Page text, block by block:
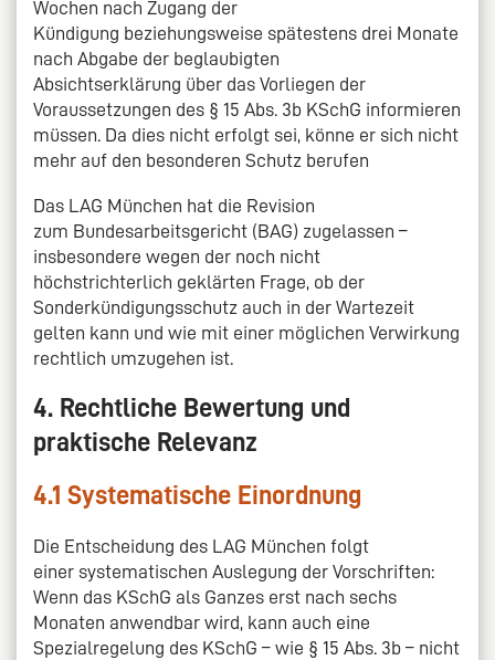
Wochen nach Zugang der
Kündigung beziehungsweise spätestens drei Monate
nach Abgabe der beglaubigten
Absichtserklärung über das Vorliegen der
Voraussetzungen des § 15 Abs. 3b KSchG informieren
müssen. Da dies nicht erfolgt sei, könne er sich nicht
mehr auf den besonderen Schutz berufen
Das LAG München hat die Revision
zum Bundesarbeitsgericht (BAG) zugelassen –
insbesondere wegen der noch nicht
höchstrichterlich geklärten Frage, ob der
Sonderkündigungsschutz auch in der Wartezeit
gelten kann und wie mit einer möglichen Verwirkung
rechtlich umzugehen ist.
4. Rechtliche Bewertung und
praktische Relevanz
4.1 Systematische Einordnung
Die Entscheidung des LAG München folgt
einer systematischen Auslegung der Vorschriften:
Wenn das KSchG als Ganzes erst nach sechs
Monaten anwendbar wird, kann auch eine
Spezialregelung des KSchG – wie § 15 Abs. 3b – nicht